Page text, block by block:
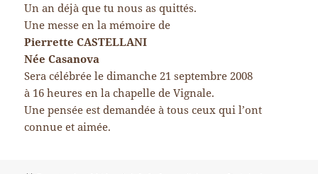
Un an déjà que tu nous as quittés.
Une messe en la mémoire de
Pierrette CASTELLANI
Née Casanova
Sera célébrée le dimanche 21 septembre 2008
à 16 heures en la chapelle de Vignale.
Une pensée est demandée à tous ceux qui l’ont
connue et aimée.